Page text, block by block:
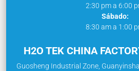
2:30 pm a 6:00
Sábado:
8:30 am a 1:00
H2O TEK CHINA
Guosheng Industrial Zone,